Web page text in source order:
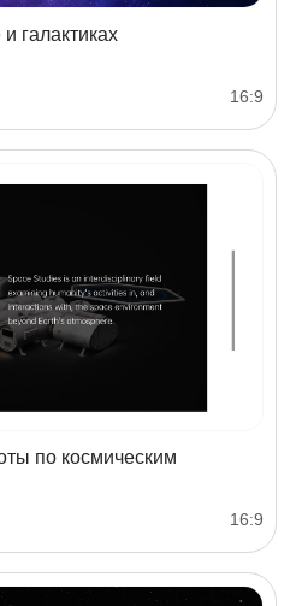
галактиках
16:9
по космическим
16:9